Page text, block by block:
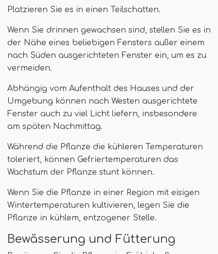
Platzieren Sie es in einen Teilschatten.
Wenn Sie drinnen gewachsen sind, stellen Sie es in
der Nähe eines beliebigen Fensters außer einem
nach Süden ausgerichteten Fenster ein, um es zu
vermeiden.
Abhängig vom Aufenthalt des Hauses und der
Umgebung können nach Westen ausgerichtete
Fenster auch zu viel Licht liefern, insbesondere
am späten Nachmittag.
Während die Pflanze die kühleren Temperaturen
toleriert, können Gefriertemperaturen das
Wachstum der Pflanze stunt können.
Wenn Sie die Pflanze in einer Region mit eisigen
Wintertemperaturen kultivieren, legen Sie die
Pflanze in kühlem, entzogener Stelle.
Bewässerung und Fütterung